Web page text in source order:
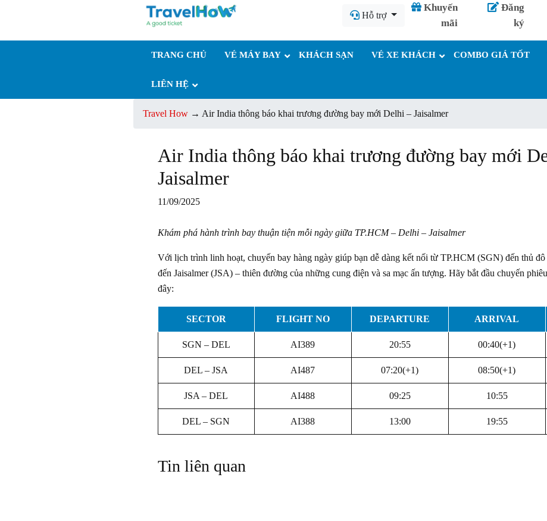
Hỗ trợ
Khuyến
mãi
Đăng
ký
TRANG CHỦ VÉ MÁY BAY KHÁCH SẠN VÉ XE KHÁCH COMBO GIÁ TỐT
LIÊN HỆ
Travel How → Air India thông báo khai trương đường bay mới Delhi – Jaisalmer
Air India thông báo khai trương đường bay mới
Jaisalmer
11/09/2025
Khám phá hành trình bay thuận tiện mỗi ngày giữa TP.HCM – Delhi – Jaisalmer
Với lịch trình linh hoạt, chuyến bay hàng ngày giúp bạn dễ dàng kết nối từ TP.HCM (SGN) đến thủ
đến Jaisalmer (JSA) – thiên đường của những cung điện và sa mạc ấn tượng. Hãy bắt đầu chuyến
đây:
SECTOR FLIGHT NO DEPARTURE ARRIVAL
SGN – DEL AI389 20:55 00:40(+1)
DEL – JSA AI487 07:20(+1) 08:50(+1)
JSA – DEL AI488 09:25 10:55
DEL – SGN AI388 13:00 19:55
Tin liên quan